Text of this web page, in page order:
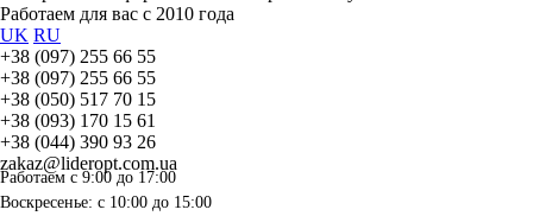
Работаем для вас с 2010 года
UK RU
+38 (097) 255 66 55
+38 (097) 255 66 55
+38 (050) 517 70 15
+38 (093) 170 15 61
+38 (044) 390 93 26
zakaz@lideropt.com.ua
Работаем с 9:00 до 17:00
Воскресенье: с 10:00 до 15:00